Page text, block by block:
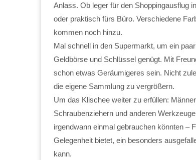
Anlass. Ob leger für den Shoppingausflug
oder praktisch fürs Büro. Verschiedene
kommen noch hinzu.
Mal schnell in den Supermarkt, um ein
Geldbörse und Schlüssel genügt. Mit
schon etwas Geräumigeres sein. Nicht
die eigene Sammlung zu vergrößern.
Um das Klischee weiter zu erfüllen:
Schraubenziehern und anderen
irgendwann einmal gebrauchen könnten –
Gelegenheit bietet, ein besonders
kann.